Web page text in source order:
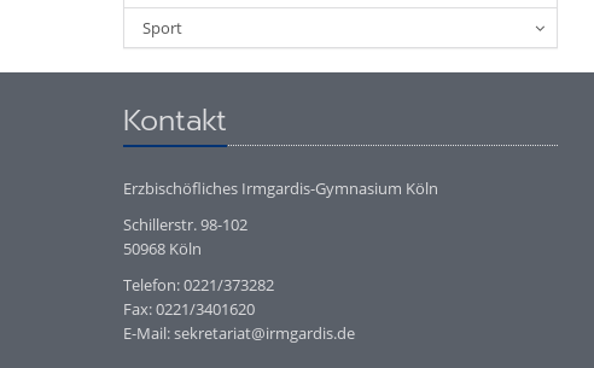
Sport
Kontakt
Erzbischöfliches Irmgardis-Gymnasium Köln
Schillerstr. 98-102
50968 Köln
Telefon: 0221/373282
Fax: 0221/3401620
E-Mail: sekretariat@irmgardis.de